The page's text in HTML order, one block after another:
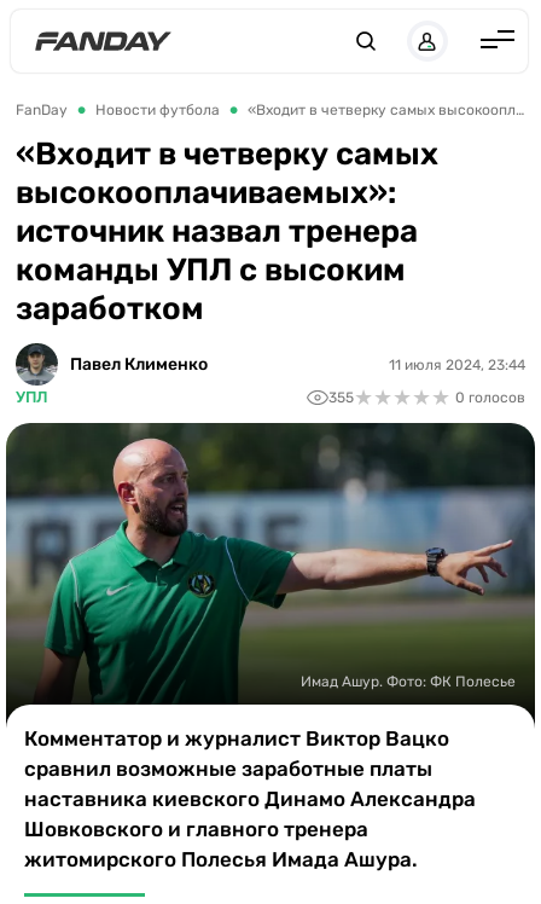
Англия
Испания
Германия
Италия
Франция
Украина
ЛЧ
Букмекеры
Казино
FanDay Новости футбола «Входит в четверку самых высокооплачиваемых»: источник назвал тренера команды УПЛ с высоким заработком
«Входит в четверку самых
высокооплачиваемых»:
источник назвал тренера
команды УПЛ с высоким
заработком
Павел Клименко
УПЛ
11 июля 2024, 23:44
355★★★★★
★★★★★ 0 голосов
Имад Ашур. Фото: ФК Полесье
Комментатор и журналист Виктор Вацко
сравнил возможные заработные платы
наставника киевского Динамо Александра
Шовковского и главного тренера
житомирского Полесья Имада Ашура.